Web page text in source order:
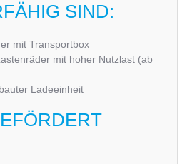
SIND:
mit Transportbox
mit hoher Nutzlast (ab
Ladeeinheit